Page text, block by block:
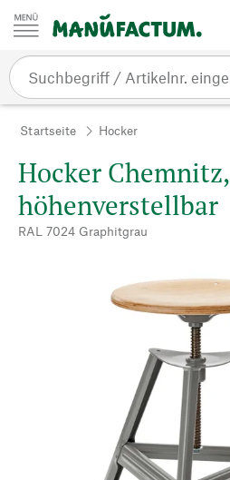
Zum Inhalt springen
Startseite Hocker
Hocker Chemnitz,
höhenverstellbar
RAL 7024 Graphitgrau